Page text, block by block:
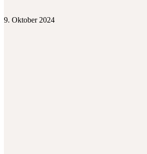
9. Oktober 2024